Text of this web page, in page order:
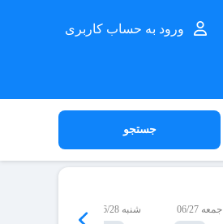
ورود به حساب کاربری
جستجو
جمعه 06/27 شنبه 06/28